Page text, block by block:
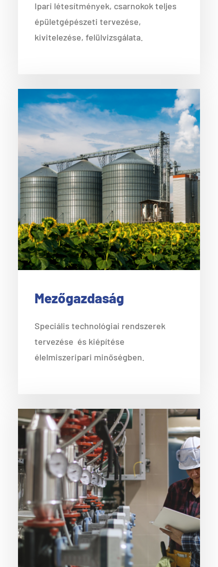
Ipari létesítmények, csarnokok teljes
épületgépészeti tervezése,
kivitelezése, felülvizsgálata.
Mezőgazdaság
Speciális technológiai rendszerek
tervezése és kiépítése
élelmiszeripari minőségben.